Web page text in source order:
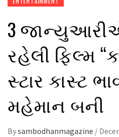
3
રહેલી ફિલ્મ
સ્ટાર કાસ્ટ
મહેમાન બની
Bysambodhanmagazine /